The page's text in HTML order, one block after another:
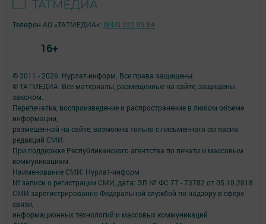
© 2011 - 2026. Нурлат-⁠информ. Все права защищены.
© ТАТМЕДИА. Все материалы, размещенные на сайте, защищены
законом.
Перепечатка, воспроизведение и распространение в любом объеме
информации,
размещенной на сайте, возможна только с письменного согласия
редакций СМИ.
При поддержке Республиканского агентства по печати и массовым
коммуникациям.
Наименование СМИ: Нурлат-⁠информ
№ записи о регистрации СМИ, дата: ЭЛ № ФС 77 -⁠ 73782 от 05.10.2018
СМИ зарегистрированно Федеральной службой по надзору в сфере
связи,
информационных технологий и массовых коммуникаций
Телефон АО «ТАТМЕДИА»: (843) 222 09 84
16+